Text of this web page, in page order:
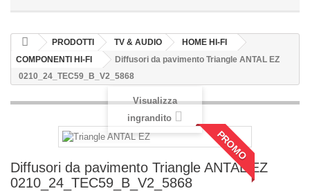
PRODOTTI TV & AUDIO
HOME HI-FI
COMPONENTI HI-FI
Diffusori da pavimento Triangle ANTAL EZ
0210_24_TEC59_B_V2_5868
PROMO
Visualizza
ingrandito
Diffusori da pavimento Triangle ANTAL EZ
0210_24_TEC59_B_V2_5868